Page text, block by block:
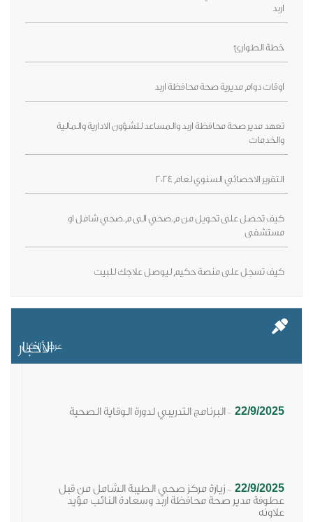
خطة الطوارئ
اوقات دوام مديرية صحة محافظة اربد
تعهد مدير صحة محافظة اربد والمساعد للشؤون الادارية والمالية
والخدمات
التقرير الاحصائي السنوي لعام 2024
كيف تحصل على تحويل من م.صحي الى م.صحي شامل او
مستشفى
كيف تسجل على منصة حكيم ليوصل علاجك للبيت
الأخبار
عرض الكل
22/9/2025
-البرنامج التدريبي لدورة الوقاية الصحية
22/9/2025
-زيارة مركز صحي الطيبة الشامل من قبل
عطوفة مدير صحة محافظة اربد وسعادة النائب مؤيد